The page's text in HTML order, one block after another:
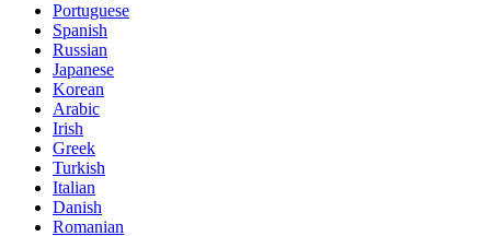
Portuguese
Spanish
Russian
Japanese
Korean
Arabic
Irish
Greek
Turkish
Italian
Danish
Romanian